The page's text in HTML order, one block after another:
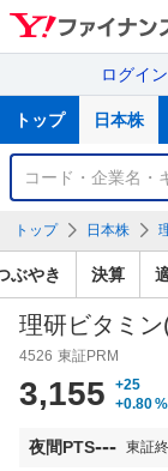
ログイン
サ
トップ 日本株
銘
検
索
トップ 日本株
ぶやき 決算
理研ビタミン
4526 東証PRM
3,155
+25
+0.80%
夜間PTS--- 東証